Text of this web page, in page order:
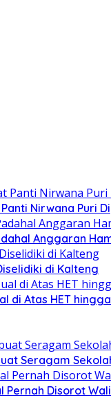
Nirwana Puri
Anggaran
di Kalteng
di Atas HET
Seragam
Pernah Disorot